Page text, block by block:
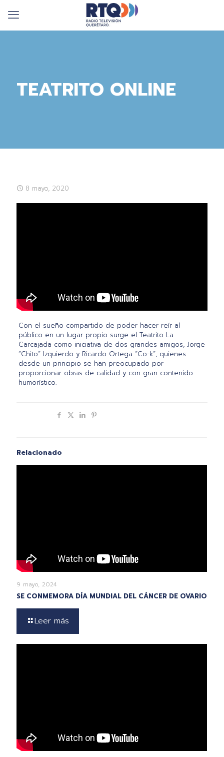
TEATRITO ONLINE
8 mayo, 2020
Con el sueño compartido de poder hacer reír al
público en un lugar propio surge el Teatrito La
Carcajada como iniciativa de dos grandes amigos, Jorge
“Chito” Izquierdo y Ricardo Ortega “Co-k”, quienes
desde un principio se han preocupado por
proporcionar obras de calidad y con gran contenido
humorístico.
Relacionado
9 mayo, 2024
SE CONMEMORA DÍA MUNDIAL DEL CÁNCER DE OVARIO
Leer más